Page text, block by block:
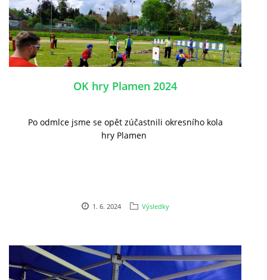
OK hry Plamen 2024
Po odmlce jsme se opět zúčastnili okresního kola
hry Plamen
1. 6. 2024 Výsledky